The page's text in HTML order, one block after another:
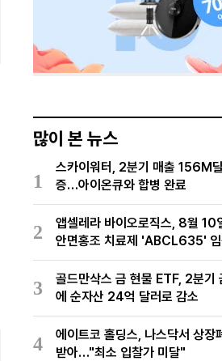
많이 본 뉴스
1
스카이워터, 2분기 매출 156M
증…아이온큐와 합병 완료
2
앱셀레라 바이오로직스, 8월 10
안면홍조 치료제 'ABCL635'
과 발표
3
골드만삭스 금 현물 ETF, 2분기
에 순자산 24억 달러로 감소
4
에이트코 홀딩스, 나스닥서 상장
받아…"최소 입찰가 미달"